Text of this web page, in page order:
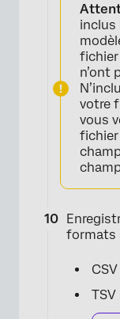
inclus
fichier
n’ont
votre
vous
fichier
formats
TSV